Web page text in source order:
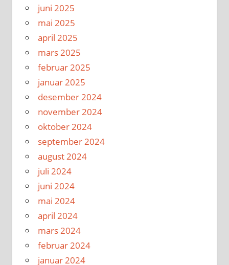
juni 2025
mai 2025
april 2025
mars 2025
februar 2025
januar 2025
desember 2024
november 2024
oktober 2024
september 2024
august 2024
juli 2024
juni 2024
mai 2024
april 2024
mars 2024
februar 2024
januar 2024